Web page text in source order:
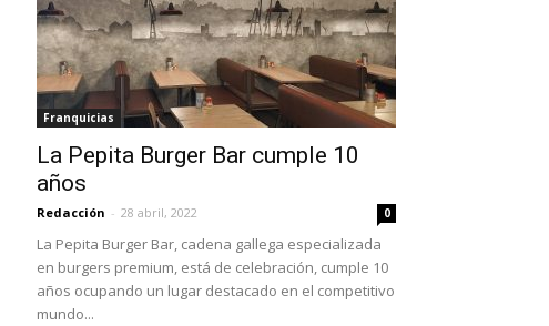
Franquicias
La Pepita Burger Bar cumple 10
años
Redacción - 28 abril, 2022 0
La Pepita Burger Bar, cadena gallega especializada
en burgers premium, está de celebración, cumple 10
años ocupando un lugar destacado en el competitivo
mundo...